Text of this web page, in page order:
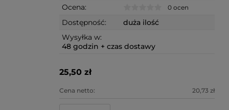
Ocena: 0 ocen
Dostępność:
duża ilość
Wysyłka w:
48 godzin + czas dostawy
25,50 zł
Cena netto: 20,73 zł